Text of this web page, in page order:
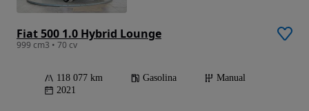
Fiat 500 1.0 Hybrid Lounge
999 cm3 • 70 cv
118 077 km Gasolina
Manual
2021